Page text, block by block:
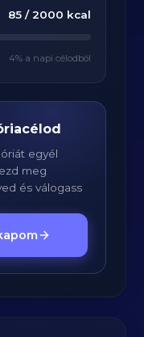
85/ 2000 kcal
4% a napi célodból
egyél
meg
és válogass